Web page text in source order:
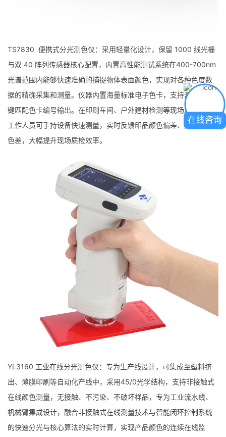
TS7830 便携式分光测色仪：采用轻量化设计，保留 1000 线光栅
与双 40 阵列传感器核心配置，内置高性能测试系统在400-700nm
光谱范围内能够快速准确的捕捉物体表面颜色，实现对各种色度数
据的精确采集和测量。仪器内置海量标准电子色卡，支持测量色一
键匹配色卡编号输出。在印刷车间、户外建材检测等现场场景中，
工作人员可手持设备快速测量，实时反馈印品颜色偏差、建材表面
色差，大幅提升现场质检效率。
YL3160 工业在线分光测色仪：专为生产线设计，可集成至塑料挤
出、薄膜印刷等自动化产线中，采用45/0光学结构，支持非接触式
在线颜色测量，无接触、不污染、不破坏样品，专为工业流水线、
机械臂集成设计，融合非接触式在线测量技术与智能闭环控制系统
的快速分光与核心算法的实时计算，实现产品颜色的连续在线监
在线咨询